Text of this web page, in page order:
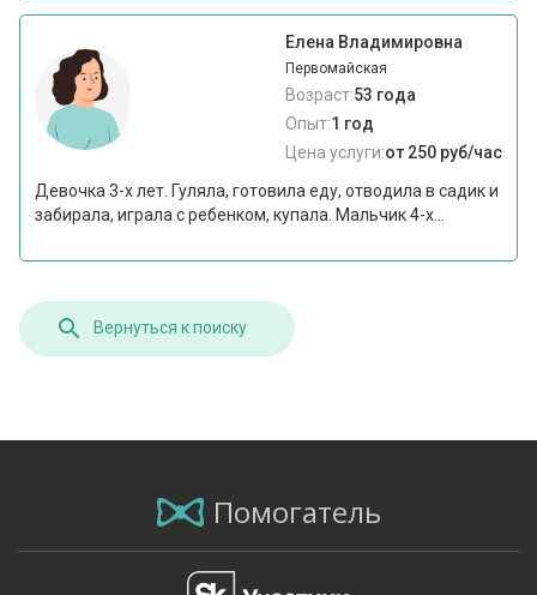
Елена Владимировна
Первомайская
Возраст:53 года
Опыт:1 год
Цена услуги:от 250 руб/час
Девочка 3-х лет. Гуляла, готовила еду, отводила в садик и
забирала, играла с ребенком, купала. Мальчик 4-х...
Вернуться к поиску
Помогатель